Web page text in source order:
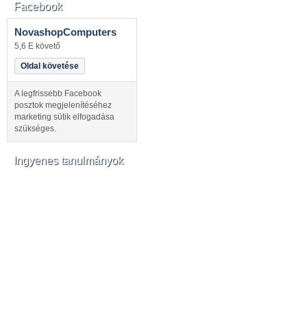
Facebook
NovashopComputers
5,6 E követő
Oldal követése
A legfrissebb Facebook
posztok megjelenítéséhez
marketing sütik elfogadása
szükséges.
Ingyenes tanulmányok